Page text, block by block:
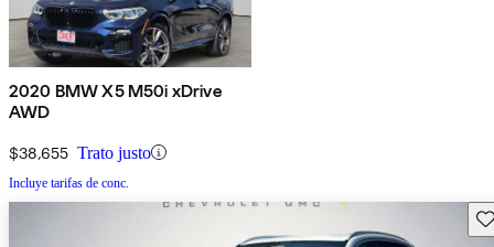
2020 BMW X5 M50i xDrive
AWD
$38,655 Trato justo
Incluye tarifas de conc.